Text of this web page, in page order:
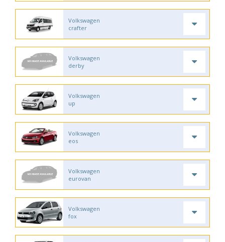
Volkswagen
crafter
Volkswagen
derby
Volkswagen
up
Volkswagen
eos
Volkswagen
eurovan
Volkswagen
fox